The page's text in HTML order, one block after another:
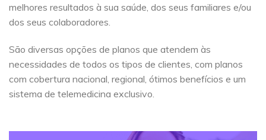
melhores resultados à sua saúde, dos seus familiares e/ou
dos seus colaboradores.
São diversas opções de planos que atendem às
necessidades de todos os tipos de clientes, com planos
com cobertura nacional, regional, ótimos benefícios e um
sistema de telemedicina exclusivo.